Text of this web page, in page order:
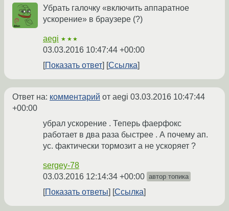
Убрать галочку «включить аппаратное
ускорение» в браузере (?)
aegi ★★★
03.03.2016 10:47:44 +00:00
Показать ответ
Ссылка
Ответ на: комментарий от aegi 03.03.2016 10:47:44
+00:00
убрал ускорение . Теперь фаерфокс
работает в два раза быстрее . А почему ап.
ус. фактически тормозит а не ускоряет ?
sergey-78
03.03.2016 12:14:34 +00:00 автор топика
Показать ответы Ссылка